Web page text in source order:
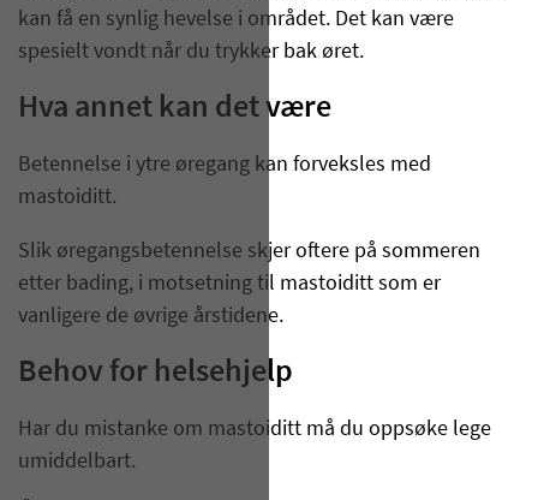
kan få en synlig hevelse i området. Det kan være
spesielt vondt når du trykker bak øret.
Hva annet kan det være
Betennelse i ytre øregang kan forveksles med
mastoiditt.
Slik øregangsbetennelse skjer oftere på sommeren
etter bading, i motsetning til mastoiditt som er
vanligere de øvrige årstidene.
Behov for helsehjelp
Har du mistanke om mastoiditt må du oppsøke lege
umiddelbart.